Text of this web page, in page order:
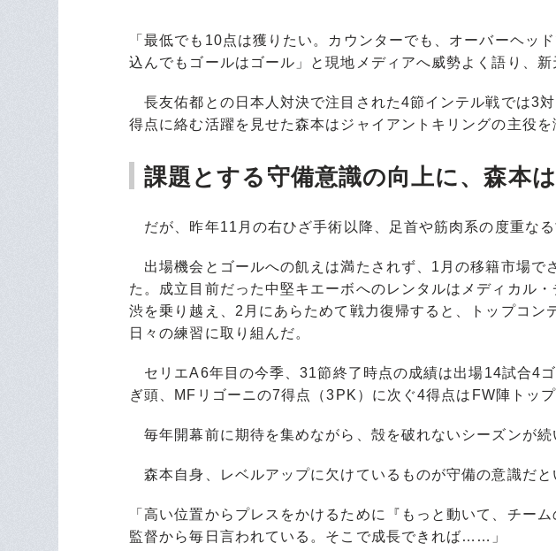
「最低でも10点は獲りたい。カウンターでも、オーバーヘッ
込んでもゴールはゴール」と現地メディアへ威勢よく語り、新
長友佑都との日本人対決で注目された4節インテル戦では3
得点に絡む活躍を見せた森本はジャイアントキリングの主役を
課題とする守備意識の向上に、森本
だが、昨年11月の右ひざ手術以降、足首や筋肉系の度重なる
出場機会とゴールへの飢えは満たされず、1月の移籍市場で
た。成立目前だった中堅キエーボへのレンタルはメディカル
渋を乗り越え、2月にあらためて戦力復帰すると、トップコン
日々の練習に取り組んだ。
セリエA6年目の今季、31節終了時点の成績は出場14試合4
ぎ頭、MFリゴーニの7得点（3PK）に次ぐ4得点はFW陣トッ
毎年開幕前に期待を集めながら、殻を破れないシーズンが
森本自身、レベルアップに欠けているものが守備の意識だと
「高い位置からプレスをかけるために『もっと動いて、チー
監督から毎日言われている。そこで成長できれば……」